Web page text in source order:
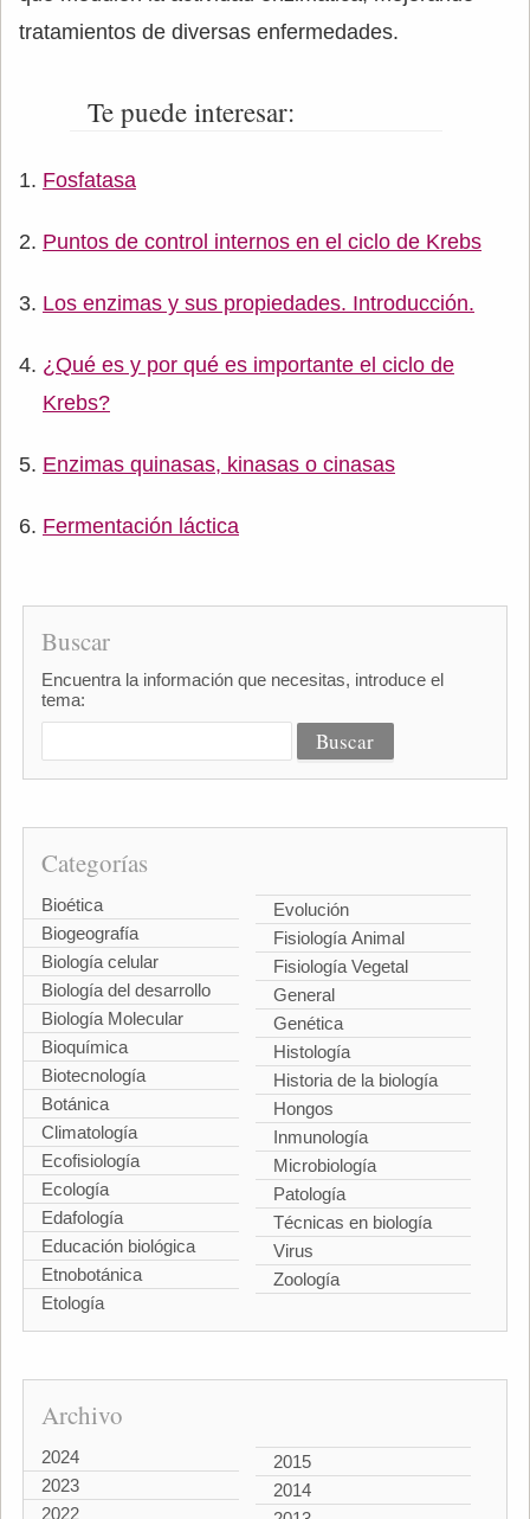
tratamientos de diversas enfermedades.
Te puede interesar:
Fosfatasa
Puntos de control internos en el ciclo de Krebs
Los enzimas y sus propiedades. Introducción.
¿Qué es y por qué es importante el ciclo de
Krebs?
Enzimas quinasas, kinasas o cinasas
Fermentación láctica
Buscar
Encuentra la información que necesitas, introduce el
tema:
Categorías
Bioética
Biogeografía
Biología celular
Biología del desarrollo
Biología Molecular
Bioquímica
Biotecnología
Botánica
Climatología
Ecofisiología
Ecología
Edafología
Educación biológica
Etnobotánica
Etología
Evolución
Fisiología Animal
Fisiología Vegetal
General
Genética
Histología
Historia de la biología
Hongos
Inmunología
Microbiología
Patología
Técnicas en biología
Virus
Zoología
Archivo
2024
2023
2022
2015
2014